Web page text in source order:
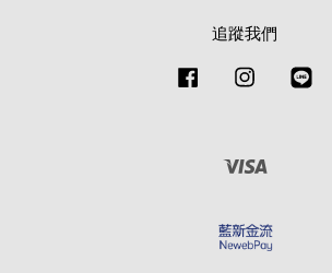
追蹤我們
Facebook Instagram